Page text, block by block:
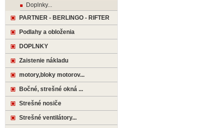
Doplnky...
PARTNER - BERLINGO - RIFTER
Podlahy a obloženia
DOPLNKY
Zaistenie nákladu
motory,bloky motorov...
Bočné, strešné okná ...
Strešné nosiče
Strešné ventilátory...